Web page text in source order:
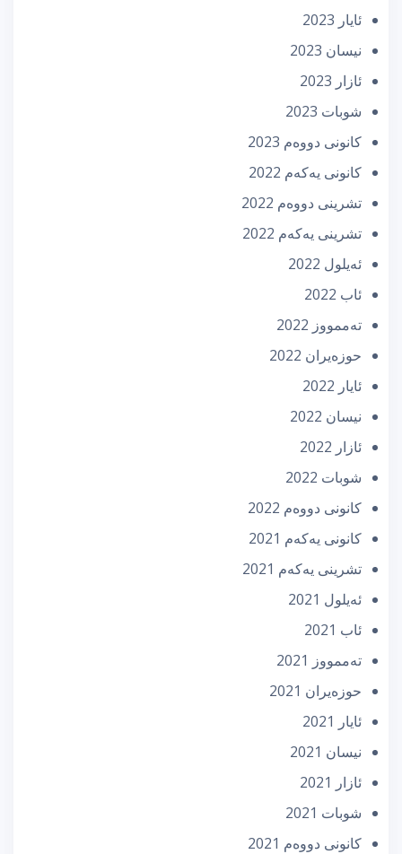
ئایار 2023
نیسان 2023
ئازار 2023
شوبات 2023
كانونی دووه‌م 2023
كانونی یه‌كه‌م 2022
تشرینی دووه‌م 2022
تشرینی یه‌كه‌م 2022
ئه‌یلول 2022
ئاب 2022
تەممووز 2022
حوزه‌یران 2022
ئایار 2022
نیسان 2022
ئازار 2022
شوبات 2022
كانونی دووه‌م 2022
كانونی یه‌كه‌م 2021
تشرینی یه‌كه‌م 2021
ئه‌یلول 2021
ئاب 2021
تەممووز 2021
حوزه‌یران 2021
ئایار 2021
نیسان 2021
ئازار 2021
شوبات 2021
كانونی دووه‌م 2021